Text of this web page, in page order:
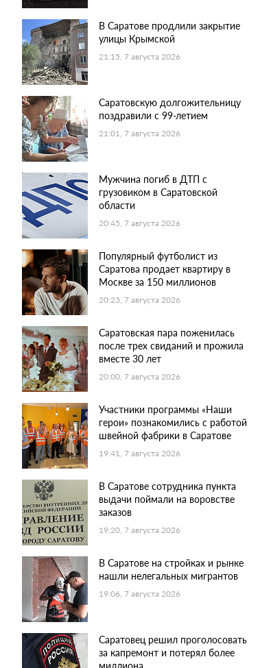
В Саратове продлили закрытие
улицы Крымской
21:15, 7 августа 2026
Саратовскую долгожительницу
поздравили с 99-летием
21:01, 7 августа 2026
Мужчина погиб в ДТП с
грузовиком в Саратовской
области
20:45, 7 августа 2026
Популярный футболист из
Саратова продает квартиру в
Москве за 150 миллионов
20:23, 7 августа 2026
Саратовская пара поженилась
после трех свиданий и прожила
вместе 30 лет
20:00, 7 августа 2026
Участники программы «Наши
герои» познакомились с работой
швейной фабрики в Саратове
19:41, 7 августа 2026
В Саратове сотрудника пункта
выдачи поймали на воровстве
заказов
19:20, 7 августа 2026
В Саратове на стройках и рынке
нашли нелегальных мигрантов
19:06, 7 августа 2026
Саратовец решил проголосовать
за капремонт и потерял более